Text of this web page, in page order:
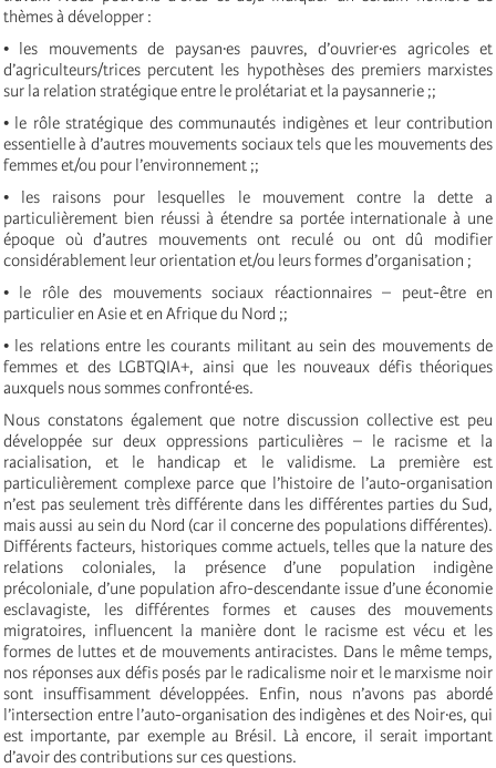
thèmes à développer :
• les mouvements de paysan·es pauvres, d’ouvrier·es agricoles et
d’agriculteurs/trices percutent les hypothèses des premiers marxistes
sur la relation stratégique entre le prolétariat et la paysannerie ;;
• le rôle stratégique des communautés indigènes et leur contribution
essentielle à d’autres mouvements sociaux tels que les mouvements des
femmes et/ou pour l’environnement ;;
• les raisons pour lesquelles le mouvement contre la dette a
particulièrement bien réussi à étendre sa portée internationale à une
époque où d’autres mouvements ont reculé ou ont dû modifier
considérablement leur orientation et/ou leurs formes d’organisation ;
• le rôle des mouvements sociaux réactionnaires – peut-être en
particulier en Asie et en Afrique du Nord ;;
• les relations entre les courants militant au sein des mouvements de
femmes et des LGBTQIA+, ainsi que les nouveaux défis théoriques
auxquels nous sommes confronté·es.
Nous constatons également que notre discussion collective est peu
développée sur deux oppressions particulières – le racisme et la
racialisation, et le handicap et le validisme. La première est
particulièrement complexe parce que l’histoire de l’auto-organisation
n’est pas seulement très différente dans les différentes parties du Sud,
mais aussi au sein du Nord (car il concerne des populations différentes).
Différents facteurs, historiques comme actuels, telles que la nature des
relations coloniales, la présence d’une population indigène
précoloniale, d’une population afro-descendante issue d’une économie
esclavagiste, les différentes formes et causes des mouvements
migratoires, influencent la manière dont le racisme est vécu et les
formes de luttes et de mouvements antiracistes. Dans le même temps,
nos réponses aux défis posés par le radicalisme noir et le marxisme noir
sont insuffisamment développées. Enfin, nous n’avons pas abordé
l’intersection entre l’auto-organisation des indigènes et des Noir·es, qui
est importante, par exemple au Brésil. Là encore, il serait important
d’avoir des contributions sur ces questions.